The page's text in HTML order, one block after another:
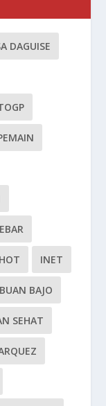
DAGUISE
HOT INET
BAJO
SEHAT